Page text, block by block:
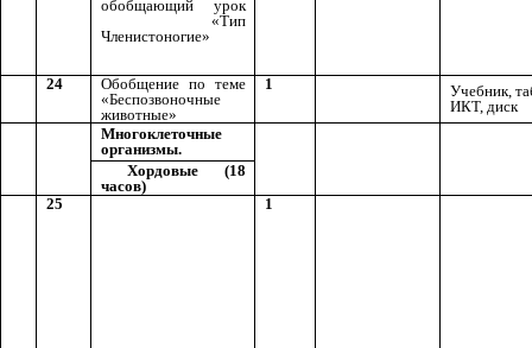
обобщающий урок
«Тип
Членистоногие»
24
Обобщение по теме
«Беспозвоночные
животные»
1
Учебник,
ИКТ, диск
Многоклеточные
организмы.
Хордовые (18
часов)
25
1